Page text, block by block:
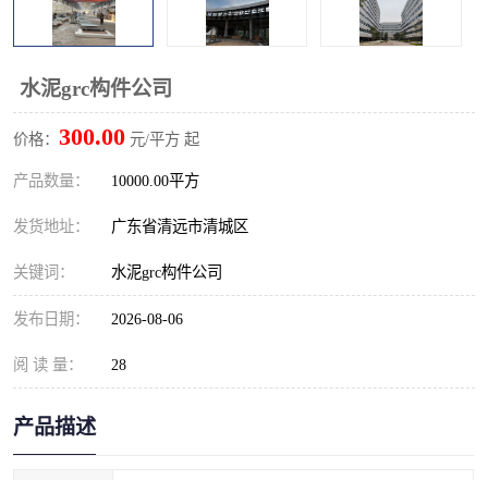
水泥grc构件公司
价格： 300.00 元/平方 起
产品数量： 10000.00平方
发货地址： 广东省清远市清城区
关键词： 水泥grc构件公司
发布日期： 2026-08-06
阅 读 量： 28
产品描述